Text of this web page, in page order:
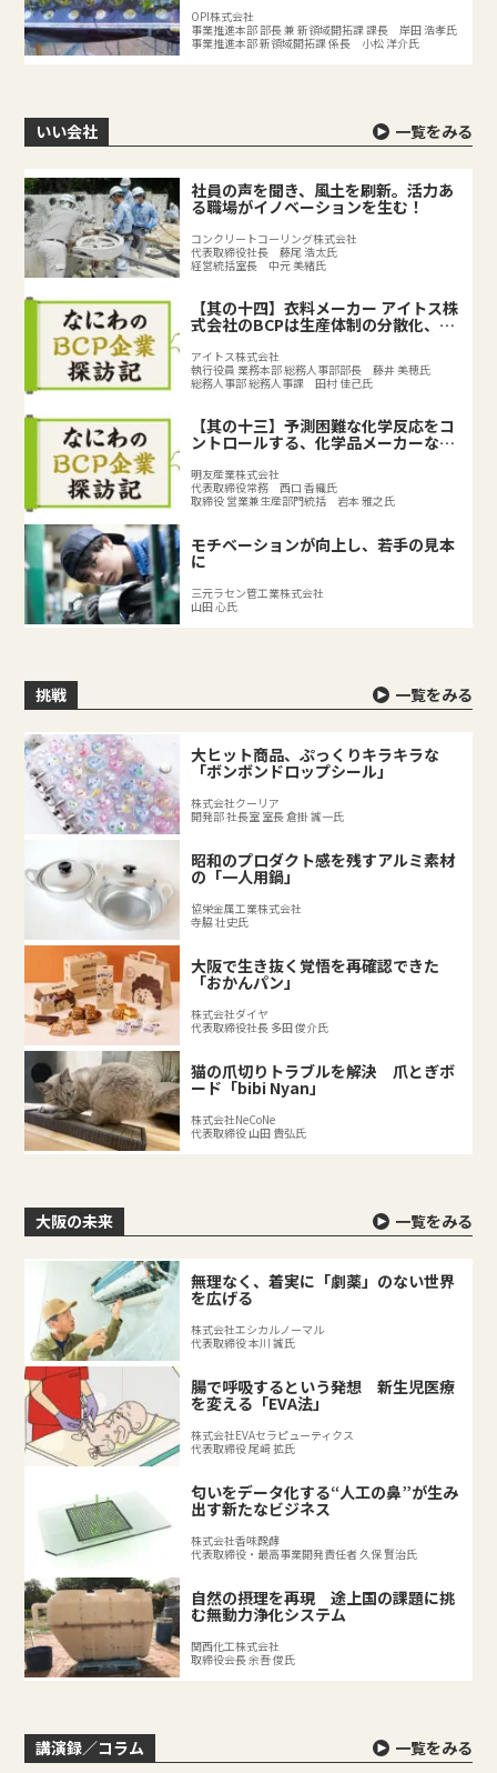
OPI株式会社
事業推進本部 部長 兼 新領域開拓課 課長 岸田 浩孝氏
事業推進本部 新領域開拓課 係長 小松 洋介氏
いい会社 一覧をみる
社員の声を聞き、風土を刷新。活力あ
る職場がイノベーションを生む！
コンクリートコーリング株式会社
代表取締役社長 藤尾 浩太氏
経営統括室長 中元 美緒氏
【其の十四】衣料メーカー アイトス株
式会社のBCPは生産体制の分散化、
強化
アイトス株式会社
執行役員 業務本部 総務人事部部長 藤井 美穂氏
総務人事部 総務人事課 田村 佳己氏
【其の十三】予測困難な化学反応をコ
ントロールする、化学品メーカーなら
明友産業株式会社
代表取締役常務 西口 香織氏
取締役 営業兼生産部門統括 岩本 雅之氏
モチベーションが向上し、若手の見本
に
三元ラセン管工業株式会社
山田 心氏
挑戦 一覧をみる
大ヒット商品、ぷっくりキラキラな
「ボンボンドロップシール」
株式会社クーリア
開発部 社長室 室長 倉掛 誠一氏
昭和のプロダクト感を残すアルミ素材
の「一人用鍋」
協栄金属工業株式会社
寺脇 壮史氏
大阪で生き抜く覚悟を再確認できた
「おかんパン」
株式会社ダイヤ
代表取締役社長 多田 俊介氏
猫の爪切りトラブルを解決 爪とぎボ
ード「bibi Nyan」
株式会社NeCoNe
代表取締役 山田 貴弘氏
大阪の未来 一覧をみる
無理なく、着実に「劇薬」のない世界
を広げる
株式会社エシカルノーマル
代表取締役 本川 誠氏
腸で呼吸するという発想 新生児医療
を変える「EVA法」
株式会社EVAセラピューティクス
代表取締役 尾﨑 拡氏
匂いをデータ化する“人工の鼻”が生み
出す新たなビジネス
株式会社香味醗酵
代表取締役・最高事業開発責任者 久保 賢治氏
自然の摂理を再現 途上国の課題に挑
む無動力浄化システム
関西化工株式会社
取締役会長 余吾 俊氏
講演録／コラム 一覧をみる